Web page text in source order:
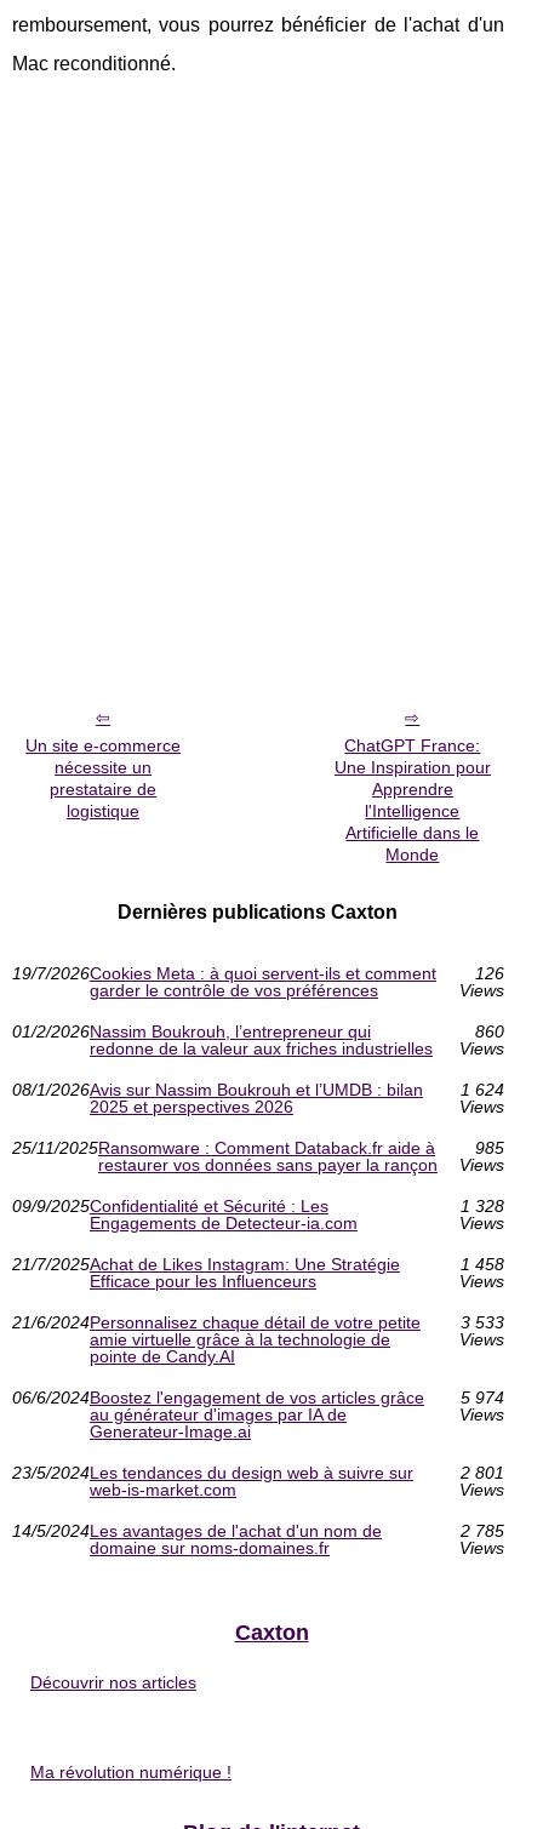
remboursement, vous pourrez bénéficier de l'achat d'un
Mac reconditionné.
Un site e-commerce
nécessite un
prestataire de
logistique
ChatGPT France:
Une Inspiration pour
Apprendre
l'Intelligence
Artificielle dans le
Monde
Dernières publications Caxton
19/7/2026Cookies Meta : à quoi servent-ils et comment
garder le contrôle de vos préférences
126
Views
01/2/2026Nassim Boukrouh, l’entrepreneur qui
redonne de la valeur aux friches industrielles
860
Views
08/1/2026Avis sur Nassim Boukrouh et l’UMDB : bilan
2025 et perspectives 2026
1 624
Views
25/11/2025Ransomware : Comment Databack.fr aide à
restaurer vos données sans payer la rançon
985
Views
09/9/2025Confidentialité et Sécurité : Les
Engagements de Detecteur-ia.com
1 328
Views
21/7/2025Achat de Likes Instagram: Une Stratégie
Efficace pour les Influenceurs
1 458
Views
21/6/2024Personnalisez chaque détail de votre petite
amie virtuelle grâce à la technologie de
pointe de Candy.AI
3 533
Views
06/6/2024Boostez l'engagement de vos articles grâce
au générateur d'images par IA de
Generateur-Image.ai
5 974
Views
23/5/2024Les tendances du design web à suivre sur
web-is-market.com
2 801
Views
14/5/2024Les avantages de l'achat d'un nom de
domaine sur noms-domaines.fr
2 785
Views
Caxton
Découvrir nos articles
Ma révolution numérique !